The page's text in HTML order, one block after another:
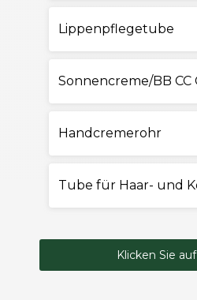
Lippenpflegetube
Handcremerohr
Klicken Sie auf